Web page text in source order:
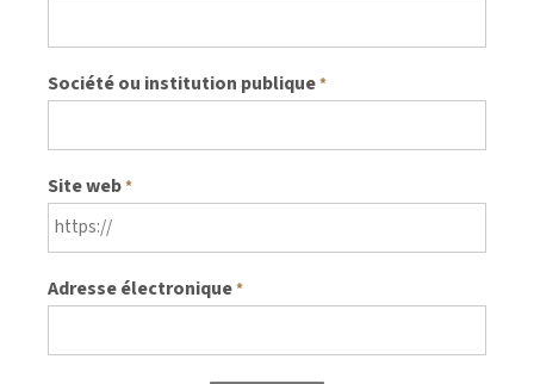
Société ou institution publique*
Site web*
Adresse électronique*